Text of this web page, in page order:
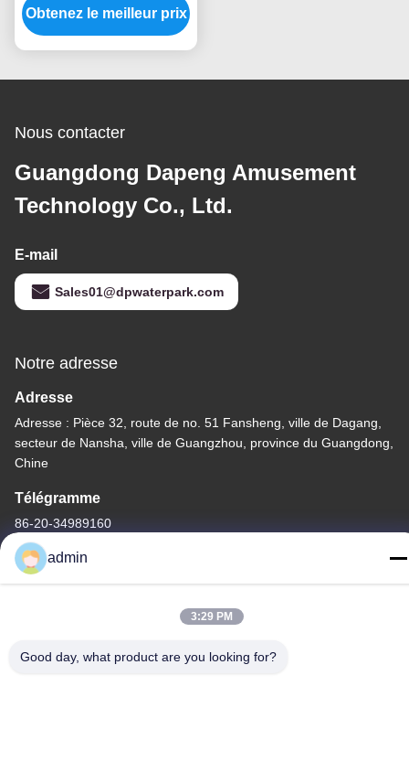
de piscine
Obtenez le meilleur prix
Nous contacter
Guangdong Dapeng Amusement
Technology Co., Ltd.
E-mail
Sales01@dpwaterpark.com
Notre adresse
Adresse
Adresse : Pièce 32, route de no. 51 Fansheng, ville de Dagang,
secteur de Nansha, ville de Guangzhou, province du Guangdong,
Chine
Télégramme
86-20-34989160
Chine Bonne qualité Glissière de parc aquatique Le fournisseur.
admin
3:29 PM
Good day, what product are you looking for?